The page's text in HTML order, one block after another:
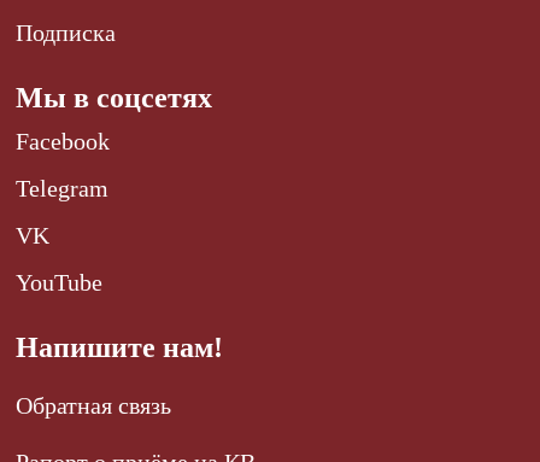
Подписка
Мы в соцсетях
Facebook
Telegram
VK
YouTube
Напишите нам!
Обратная связь